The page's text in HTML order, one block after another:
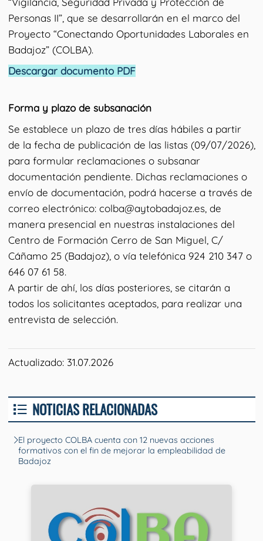
Personas II”, que se desarrollarán en el marco del
Proyecto “Conectando Oportunidades Laborales en
Badajoz” (COLBA).
Descargar documento PDF
Forma y plazo de subsanación
Se establece un plazo de tres días hábiles a partir
de la fecha de publicación de las listas (09/07/2026),
para formular reclamaciones o subsanar
documentación pendiente. Dichas reclamaciones o
envío de documentación, podrá hacerse a través de
correo electrónico: colba@aytobadajoz.es, de
manera presencial en nuestras instalaciones del
Centro de Formación Cerro de San Miguel, C/
Cáñamo 25 (Badajoz), o vía telefónica 924 210 347 o
646 07 61 58.
A partir de ahí, los días posteriores, se citarán a
todos los solicitantes aceptados, para realizar una
entrevista de selección.
Actualizado: 31.07.2026
NOTICIAS RELACIONADAS
El proyecto COLBA cuenta con 12 nuevas acciones
formativos con el fin de mejorar la empleabilidad de
Badajoz